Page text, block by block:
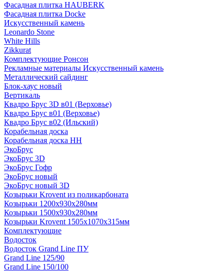
Фасадная плитка HAUBERK
Фасадная плитка Docke
Искусственный камень
Leonardo Stone
White Hills
Zikkurat
Комплектующие Ронсон
Рекламные материалы Искусственный камень
Металлический сайдинг
Блок-хаус новый
Вертикаль
Квадро Брус 3D в01 (Верховье)
Квадро Брус в01 (Верховье)
Квадро Брус в02 (Ильский)
Корабельная доска
Корабельная доска НН
ЭкоБрус
ЭкоБрус 3D
ЭкоБрус Гофр
ЭкоБрус новый
ЭкоБрус новый 3D
Козырьки Krovent из поликарбоната
Козырьки 1200х930х280мм
Козырьки 1500х930х280мм
Козырьки Krovent 1505х1070х315мм
Комплектующие
Водосток
Водосток Grand Line ПУ
Grand Line 125/90
Grand Line 150/100